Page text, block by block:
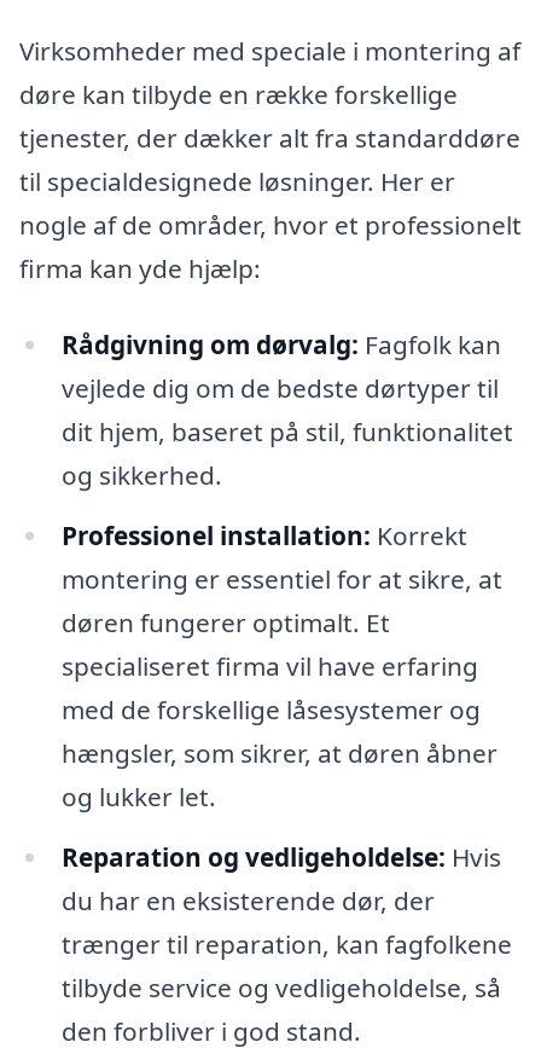
Virksomheder med speciale i montering af
døre kan tilbyde en række forskellige
tjenester, der dækker alt fra standarddøre
til specialdesignede løsninger. Her er
nogle af de områder, hvor et professionelt
firma kan yde hjælp:
Rådgivning om dørvalg: Fagfolk kan
vejlede dig om de bedste dørtyper til
dit hjem, baseret på stil, funktionalitet
og sikkerhed.
Professionel installation: Korrekt
montering er essentiel for at sikre, at
døren fungerer optimalt. Et
specialiseret firma vil have erfaring
med de forskellige låsesystemer og
hængsler, som sikrer, at døren åbner
og lukker let.
Reparation og vedligeholdelse: Hvis
du har en eksisterende dør, der
trænger til reparation, kan fagfolkene
tilbyde service og vedligeholdelse, så
den forbliver i god stand.